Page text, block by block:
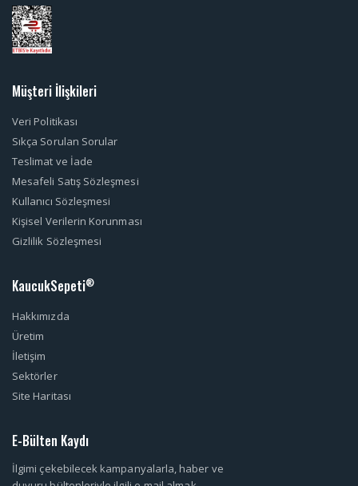
Müşteri İlişkileri
Veri Politikası
Sıkça Sorulan Sorular
Teslimat ve İade
Mesafeli Satış Sözleşmesi
Kullanıcı Sözleşmesi
Kişisel Verilerin Korunması
Gizlilik Sözleşmesi
KaucukSepeti®
Hakkımızda
Üretim
İletişim
Sektörler
Site Haritası
E-Bülten Kaydı
İlgimi çekebilecek kampanyalarla, haber ve